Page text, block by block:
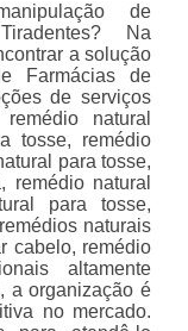
de
Na
a solução
Farmácias de
de serviços
natural
tosse, remédio
para tosse,
remédio natural
para tosse,
naturais
cabelo, remédio
altamente
a organização é
no mercado.